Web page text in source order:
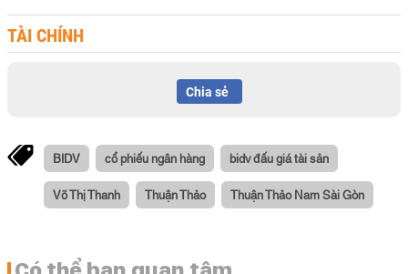
TÀI CHÍNH
Chia sẻ
BIDV cổ phiếu ngân hàng bidv đấu giá tài sản
Võ Thị Thanh Thuận Thảo Thuận Thảo Nam Sài Gòn